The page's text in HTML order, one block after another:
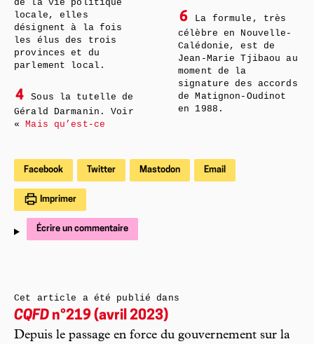
de la vie politique
locale, elles
désignent à la fois
les élus des trois
provinces et du
parlement local.
4
Sous la tutelle de
Gérald Darmanin. Voir
« Mais qu’est-ce
6
La formule, très
célèbre en Nouvelle-
Calédonie, est de
Jean-Marie Tjibaou au
moment de la
signature des accords
de Matignon-Oudinot
en 1988.
Facebook Twitter Mastodon Email
Imprimer
Écrire un commentaire
Cet article a été publié dans
CQFD n°219 (avril 2023)
Depuis le passage en force du gouvernement sur la